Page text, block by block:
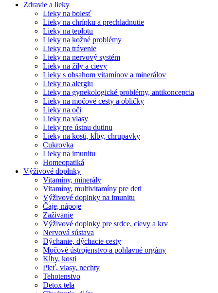
Zdravie a lieky
Lieky na bolesť
Lieky na chrípku a prechladnutie
Lieky na teplotu
Lieky na kožné problémy
Lieky na trávenie
Lieky na nervový systém
Lieky na žily a cievy
Lieky s obsahom vitamínov a minerálov
Lieky na alergiu
Lieky na gynekologické problémy, antikoncepcia
Lieky na močové cesty a obličky
Lieky na oči
Lieky na vlasy
Lieky pre ústnu dutinu
Lieky na kosti, kĺby, chrupavky
Cukrovka
Lieky na imunitu
Homeopatiká
Výživové doplnky
Vitamíny, minerály
Vitamíny, multivitamíny pre deti
Výživové doplnky na imunitu
Čaje, nápoje
Zažívanie
Výživové doplnky pre srdce, cievy a krv
Nervová sústava
Dýchanie, dýchacie cesty
Močové ústrojenstvo a pohlavné orgány
Kĺby, kosti
Pleť, vlasy, nechty
Tehotenstvo
Detox tela